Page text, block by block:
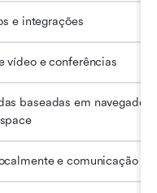
e integrações
vídeo e conferências
baseadas em navegador
e comunicação